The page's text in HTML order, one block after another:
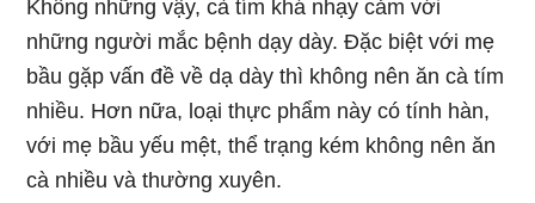
Không những vậy, cà tím khá nhạy cảm với
những người mắc bệnh dạy dày. Đặc biệt với mẹ
bầu gặp vấn đề về dạ dày thì không nên ăn cà tím
nhiều. Hơn nữa, loại thực phẩm này có tính hàn,
với mẹ bầu yếu mệt, thể trạng kém không nên ăn
cà nhiều và thường xuyên.